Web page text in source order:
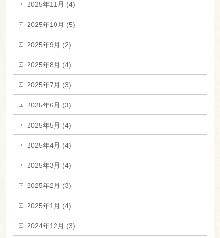
2025年11月 (4)
2025年10月 (5)
2025年9月 (2)
2025年8月 (4)
2025年7月 (3)
2025年6月 (3)
2025年5月 (4)
2025年4月 (4)
2025年3月 (4)
2025年2月 (3)
2025年1月 (4)
2024年12月 (3)